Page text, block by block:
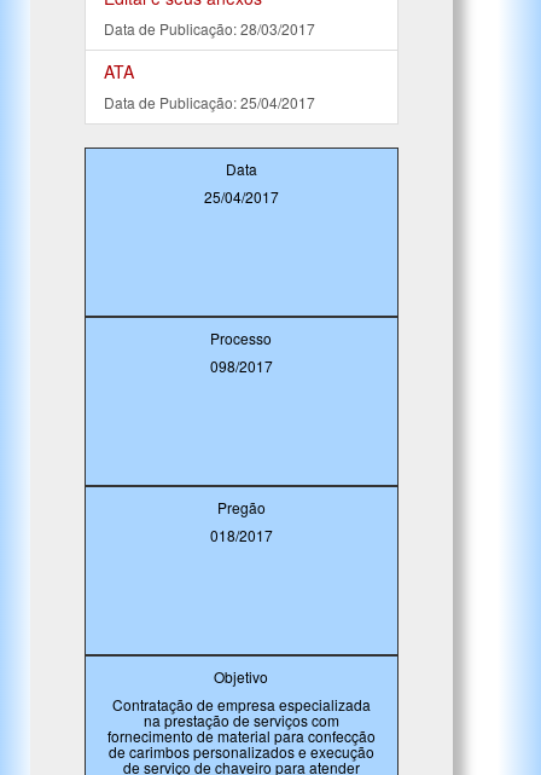
Data de Publicação: 28/03/2017
ATA
Data de Publicação: 25/04/2017
Data
25/04/2017
Processo
098/2017
Pregão
018/2017
Objetivo
Contratação de empresa especializada
na prestação de serviços com
fornecimento de material para confecção
de carimbos personalizados e execução
de serviço de chaveiro para atender